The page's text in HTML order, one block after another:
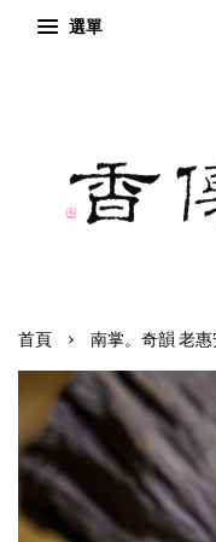
選單
首頁 › 南掌。奇韻 老